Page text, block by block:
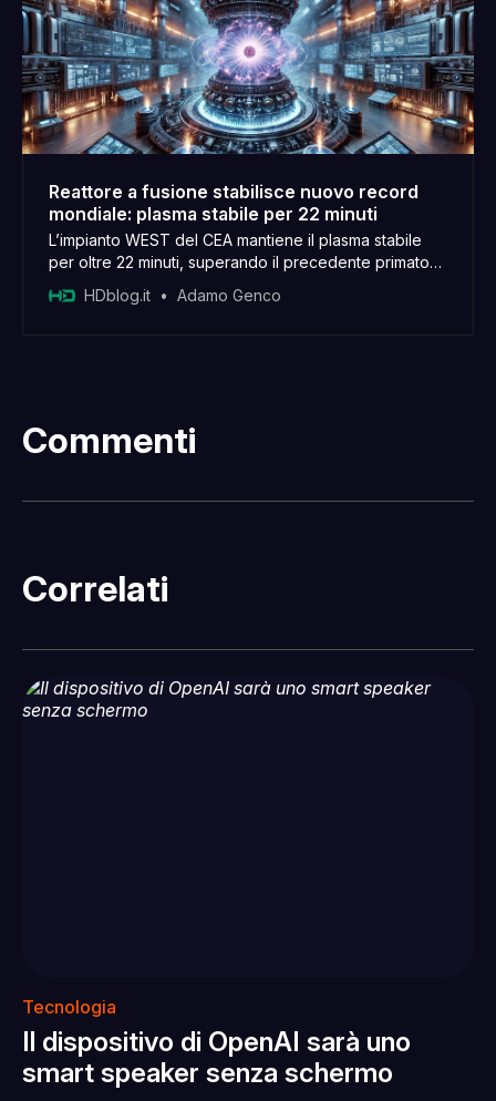
Reattore a fusione stabilisce nuovo record
mondiale: plasma stabile per 22 minuti
L’impianto WEST del CEA mantiene il plasma stabile
per oltre 22 minuti, superando il precedente primato
HDblog.it Adamo Genco
Commenti
Correlati
Tecnologia
Il dispositivo di OpenAI sarà uno
smart speaker senza schermo